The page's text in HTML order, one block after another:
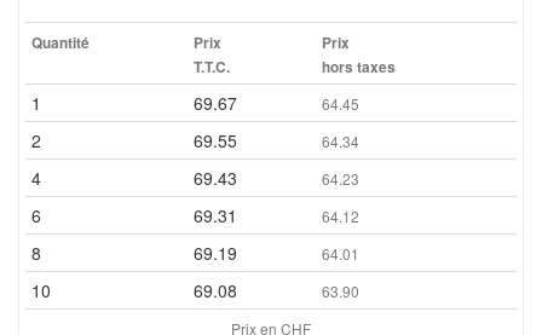
Quantité
Prix
T.T.C.
Prix
hors taxes
1 69.67 64.45
2 69.55 64.34
4 69.43 64.23
6 69.31 64.12
8 69.19 64.01
10 69.08
63.90
Prix en CHF